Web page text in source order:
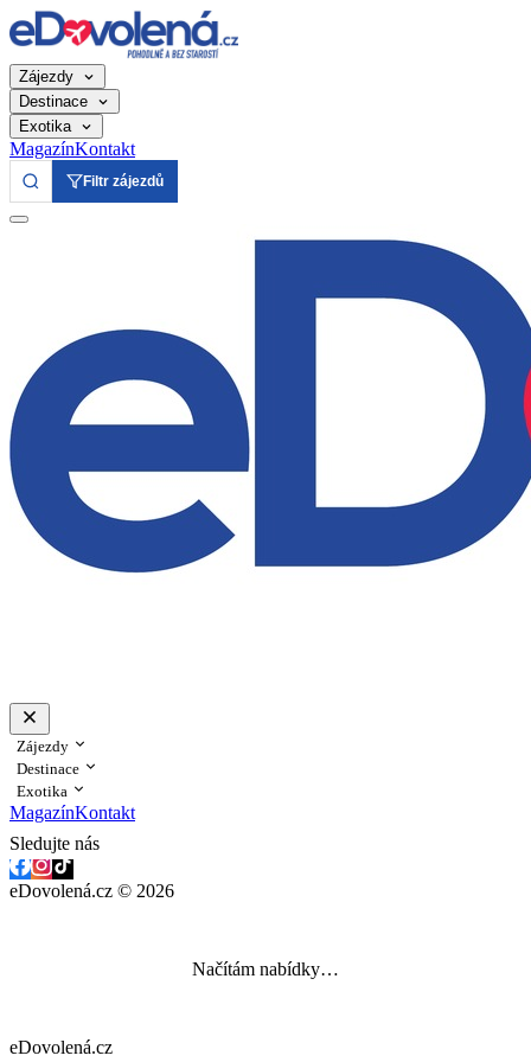
Zájezdy
Destinace
Exotika
MagazínKontakt
Filtr zájezdů
Zájezdy
Destinace
Exotika
MagazínKontakt
Sledujte nás
eDovolená.cz © 2026
Načítám nabídky…
eDovolená.cz